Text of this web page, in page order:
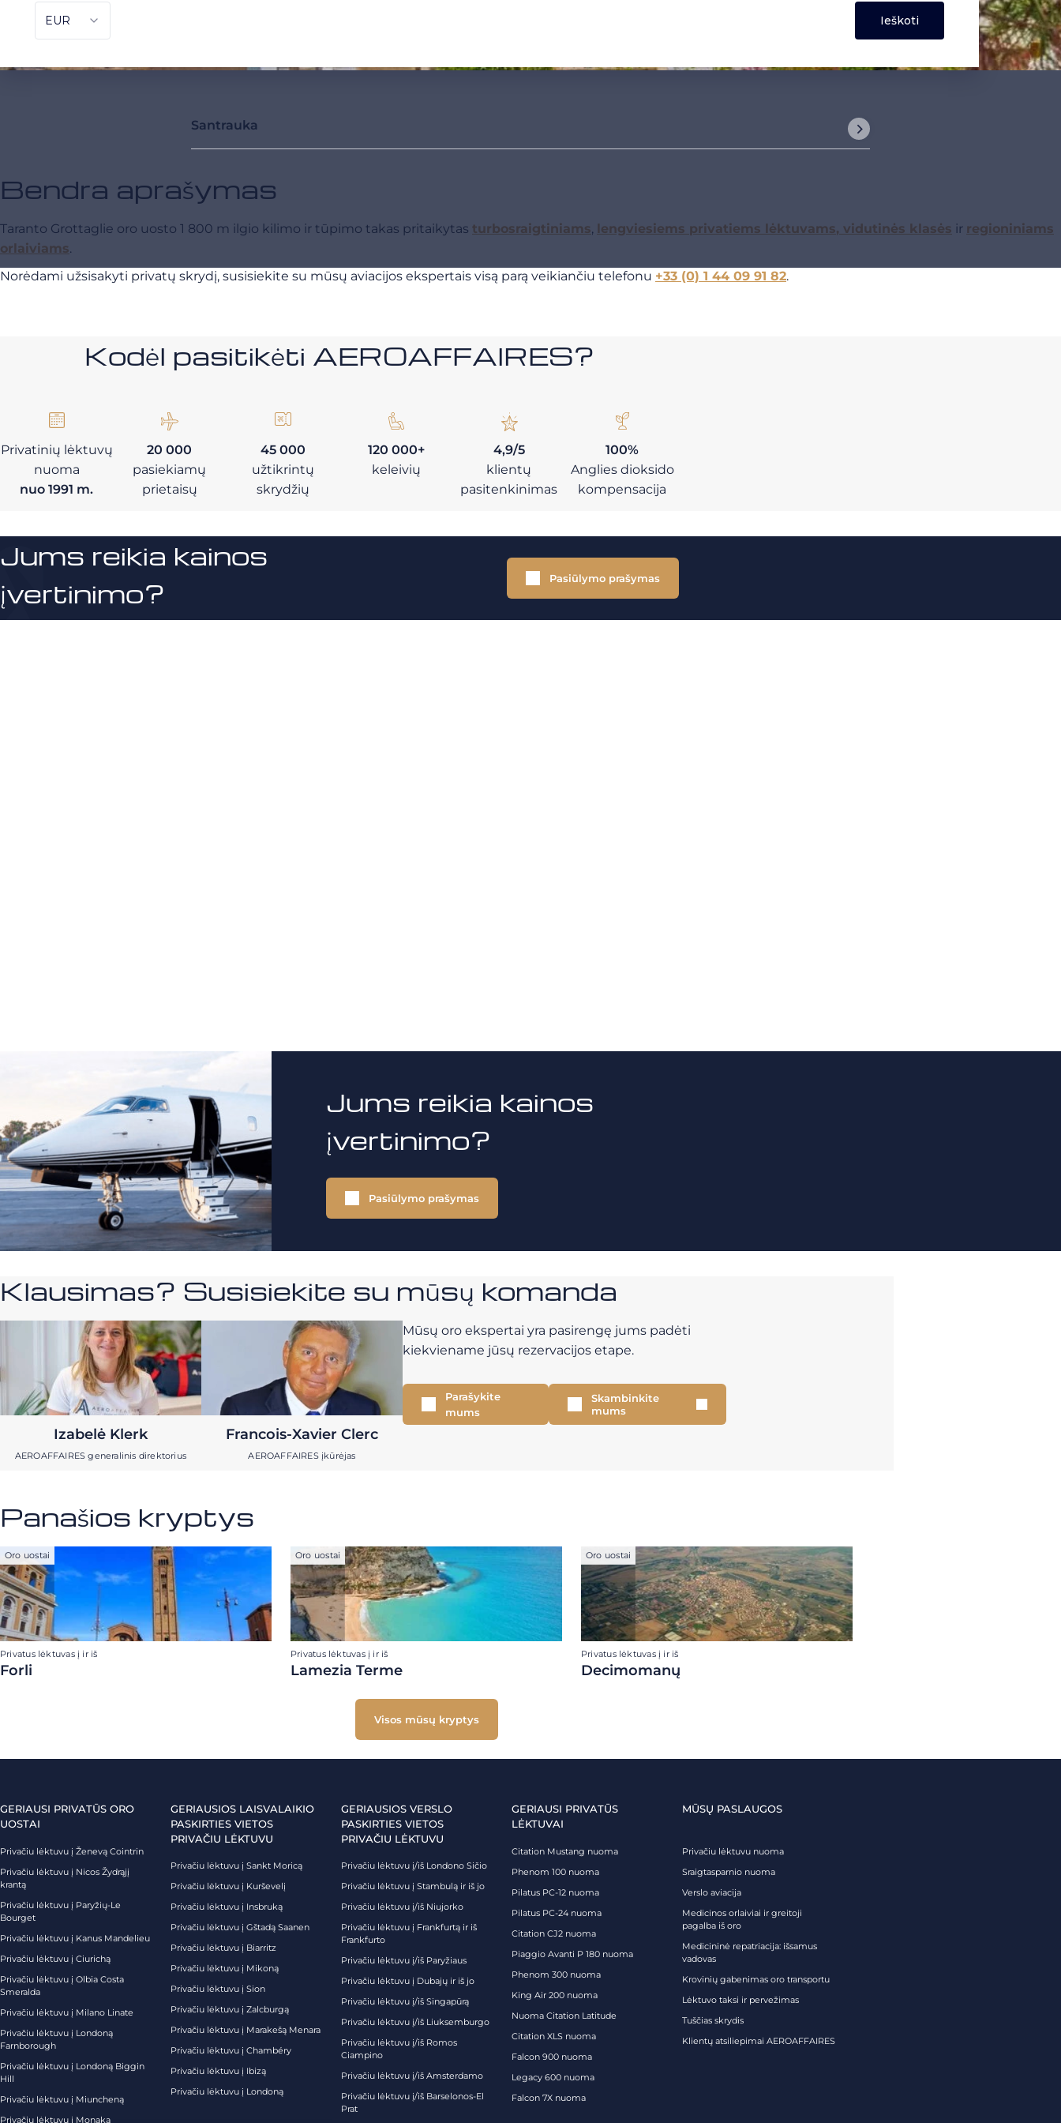
Santrauka
Bendra aprašymas
Taranto Grottaglie oro uosto 1 800 m ilgio kilimo ir tūpimo takas pritaikytas turbosraigtiniams, lengviesiems privatiems lėktuvams, vidutinės klasės ir regioniniams
orlaiviams.
Norėdami užsisakyti privatų skrydį, susisiekite su mūsų aviacijos ekspertais visą parą veikiančiu telefonu +33 (0) 1 44 09 91 82.
Kodėl pasitikėti AEROAFFAIRES?
Privatinių lėktuvų
nuoma
nuo 1991 m.
20 000
pasiekiamų
prietaisų
45 000
užtikrintų
skrydžių
120 000+
keleivių
4,9/5
klientų
pasitenkinimas
100%
Anglies dioksido
kompensacija
Jums reikia kainos
įvertinimo?
Pasiūlymo prašymas
Jums reikia kainos
įvertinimo?
Pasiūlymo prašymas
Klausimas? Susisiekite su mūsų komanda
Izabelė Klerk
AEROAFFAIRES generalinis direktorius
Francois-Xavier Clerc
AEROAFFAIRES įkūrėjas
Mūsų oro ekspertai yra pasirengę jums padėti
kiekviename jūsų rezervacijos etape.
Parašykite
mums
Skambinkite
mums
Panašios kryptys
Oro uostai
Privatus lėktuvas į ir iš
Forli
Oro uostai
Privatus lėktuvas į ir iš
Lamezia Terme
Oro uostai
Privatus lėktuvas į ir iš
Decimomanų
Visos mūsų kryptys
GERIAUSI PRIVATŪS ORO
UOSTAI
Privačiu lėktuvu į Ženevą Cointrin
Privačiu lėktuvu į Nicos Žydrąjį
krantą
Privačiu lėktuvu į Paryžių-Le
Bourget
Privačiu lėktuvu į Kanus Mandelieu
Privačiu lėktuvu į Ciurichą
Privačiu lėktuvu į Olbia Costa
Smeralda
Privačiu lėktuvu į Milano Linate
Privačiu lėktuvu į Londoną
Farnborough
Privačiu lėktuvu į Londoną Biggin
Hill
Privačiu lėktuvu į Miuncheną
Privačiu lėktuvu į Monaką
GERIAUSIOS LAISVALAIKIO
PASKIRTIES VIETOS
PRIVAČIU LĖKTUVU
Privačiu lėktuvu į Sankt Moricą
Privačiu lėktuvu į Kurševelį
Privačiu lėktuvu į Insbruką
Privačiu lėktuvu į Gštadą Saanen
Privačiu lėktuvu į Biarritz
Privačiu lėktuvu į Mikoną
Privačiu lėktuvu į Sion
Privačiu lėktuvu į Zalcburgą
Privačiu lėktuvu į Marakešą Menara
Privačiu lėktuvu į Chambéry
Privačiu lėktuvu į Ibizą
Privačiu lėktuvu į Londoną
GERIAUSIOS VERSLO
PASKIRTIES VIETOS
PRIVAČIU LĖKTUVU
Privačiu lėktuvu į/iš Londono Sičio
Privačiu lėktuvu į Stambulą ir iš jo
Privačiu lėktuvu į/iš Niujorko
Privačiu lėktuvu į Frankfurtą ir iš
Frankfurto
Privačiu lėktuvu į/iš Paryžiaus
Privačiu lėktuvu į Dubajų ir iš jo
Privačiu lėktuvu į/iš Singapūrą
Privačiu lėktuvu į/iš Liuksemburgo
Privačiu lėktuvu į/iš Romos
Ciampino
Privačiu lėktuvu į/iš Amsterdamo
Privačiu lėktuvu į/iš Barselonos-El
Prat
GERIAUSI PRIVATŪS
LĖKTUVAI
Citation Mustang nuoma
Phenom 100 nuoma
Pilatus PC-12 nuoma
Pilatus PC-24 nuoma
Citation CJ2 nuoma
Piaggio Avanti P 180 nuoma
Phenom 300 nuoma
King Air 200 nuoma
Nuoma Citation Latitude
Citation XLS nuoma
Falcon 900 nuoma
Legacy 600 nuoma
Falcon 7X nuoma
MŪSŲ PASLAUGOS
Privačiu lėktuvu nuoma
Sraigtasparnio nuoma
Verslo aviacija
Medicinos orlaiviai ir greitoji
pagalba iš oro
Medicininė repatriacija: išsamus
vadovas
Krovinių gabenimas oro transportu
Lėktuvo taksi ir pervežimas
Tuščias skrydis
Klientų atsiliepimai AEROAFFAIRES